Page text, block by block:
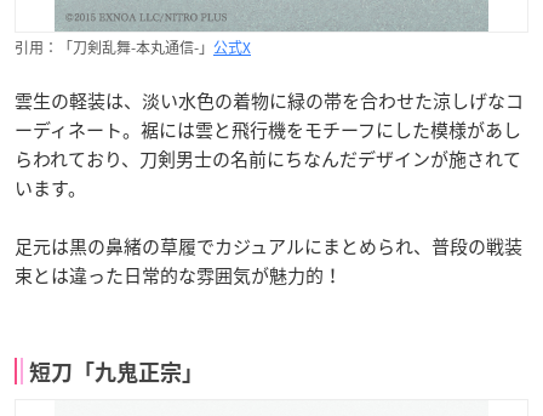
引用：「刀剣乱舞-本丸通信-」 公式X
雲生の軽装は、淡い水色の着物に緑の帯を合わせた涼しげなコ
ーディネート。裾には雲と飛行機をモチーフにした模様があし
らわれており、刀剣男士の名前にちなんだデザインが施されて
います。
足元は黒の鼻緒の草履でカジュアルにまとめられ、普段の戦装
束とは違った日常的な雰囲気が魅力的！
短刀「九鬼正宗」